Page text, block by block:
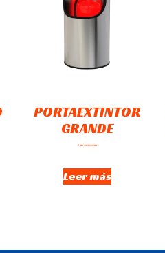
PORTAEXTINTOR
GRANDE
Hay existencias
Leer más